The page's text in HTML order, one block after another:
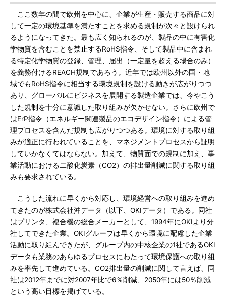
ここ数年の間で欧州を中心に、企業が生産・販売する商品に対
して一定の環境基準を満たすことを求める規制が次々と設けられ
るようになってきた。最も広く知られるのが、製品の中に有害化
学物質を含むことを禁止するRoHS指令、そして製品中に含まれ
る特定化学物質の登録、管理、届出（一定量を超える場合のみ）
を義務付けるREACH規制であろう。近年では欧州以外の国・地
域でもRoHS指令に相当する環境規制を設ける動きが広がりつつ
あり、グローバルにビジネスを展開する製造企業では、今やこう
した規制を十分に意識した取り組みが欠かせない。さらに欧州で
はErP指令（エネルギー関連製品のエコデザイン指令）による管
理プロセスを含んだ規制も広がりつつある。環境に対する取り組
みが適正に行われていることを、マネジメントプロセスから証明
していかなくてはならない。加えて、物質面での規制に加え、事
業活動における二酸化炭素（CO2）の排出量削減に関する取り組
みも要求されている。
こうした流れに早くから対応し、環境経営への取り組みを進め
てきたのが株式会社沖データ（以下、OKIデータ）である。同社
はプリンタ、複合機の総合メーカーとして、1994年にOKIより分
社してできた企業。OKIグループは早くから環境に配慮した企業
活動に取り組んできたが、グループ内の中核企業の1社であるOKI
データも業務のあらゆるプロセスにわたって環境保護への取り組
みを率先して進めている。CO2排出量の削減に関して言えば、同
社は2012年までに対2007年比で6％削減、2050年には50％削減
という高い目標を掲げている。